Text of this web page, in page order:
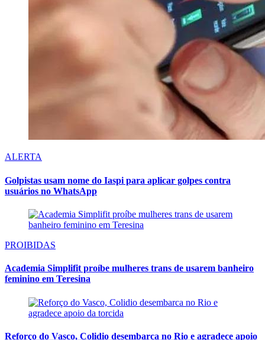
ALERTA
Golpistas usam nome do Iaspi para aplicar golpes contra
usuários no WhatsApp
PROIBIDAS
Academia Simplifit proíbe mulheres trans de usarem banheiro
feminino em Teresina
Reforço do Vasco, Colidio desembarca no Rio e agradece apoio